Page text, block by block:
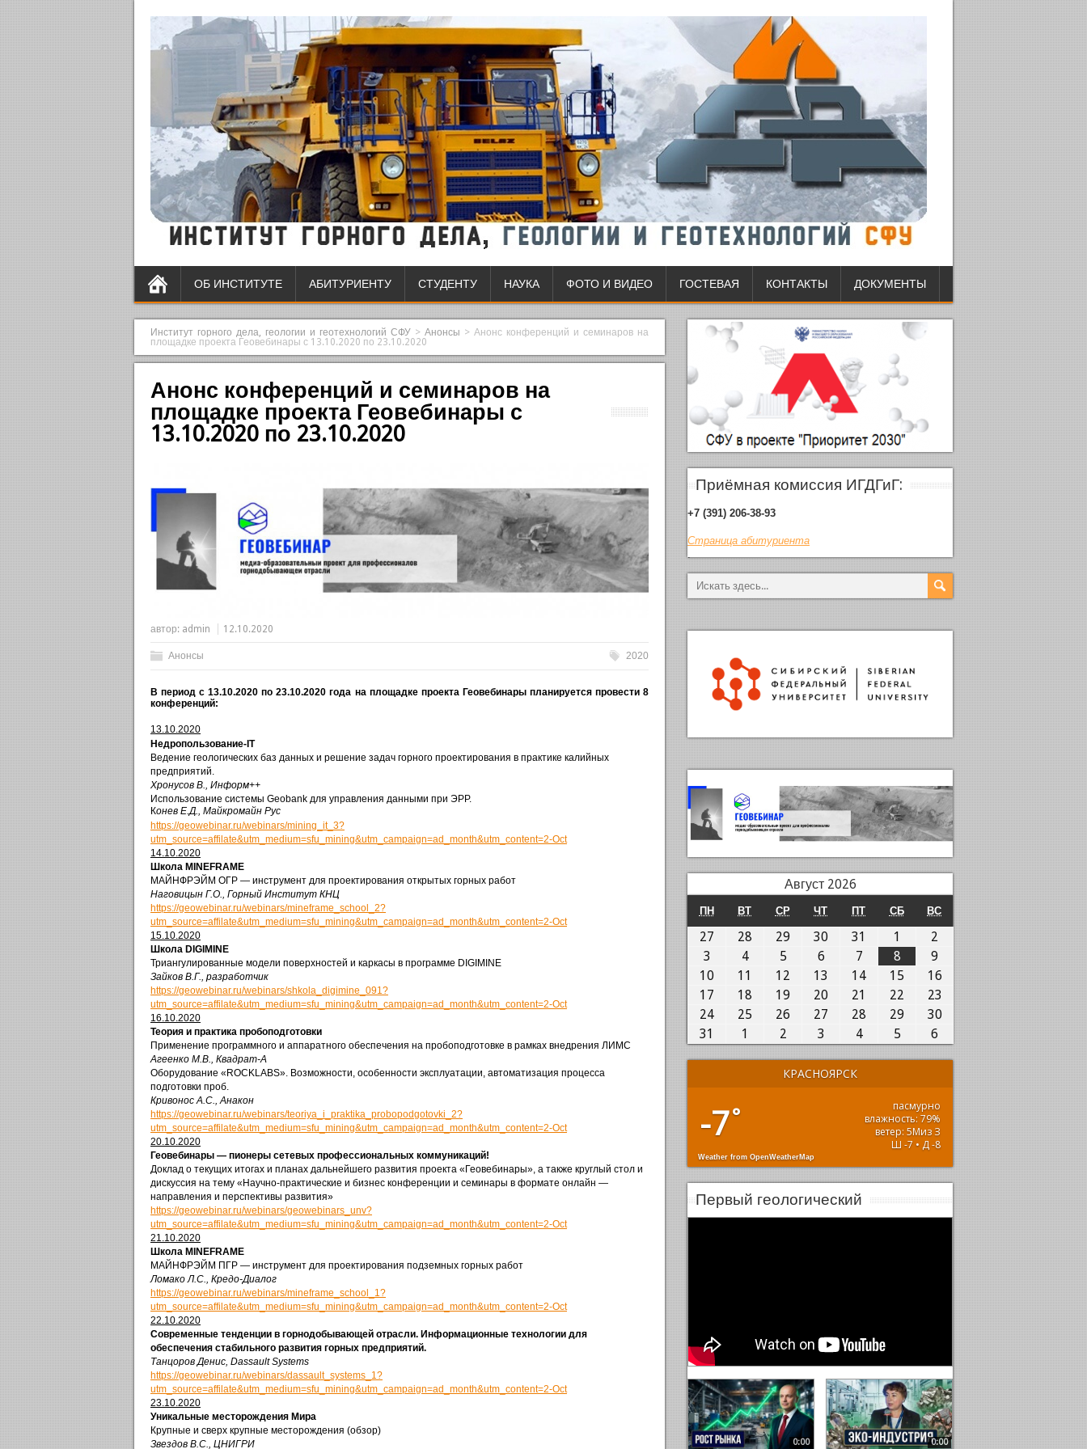
ОБ ИНСТИТУТЕ АБИТУРИЕНТУ СТУДЕНТУ НАУКА ФОТО И ВИДЕО ГОСТЕВАЯ КОНТАКТЫ ДОКУМЕНТЫ
Институт горного дела, геологии и геотехнологий СФУ > Анонсы > Анонс конференций и семинаров на
площадке проекта Геовебинары с 13.10.2020 по 23.10.2020
Анонс конференций и семинаров на
площадке проекта Геовебинары с
13.10.2020 по 23.10.2020
автор: admin 12.10.2020
Анонсы 2020
В период с 13.10.2020 по 23.10.2020 года на площадке проекта Геовебинары планируется провести 8
конференций:
13.10.2020
Недропользование-IT
Ведение геологических баз данных и решение задач горного проектирования в практике калийных
предприятий.
Хронусов В., Информ++
Использование системы Geobank для управления данными при ЭРР.
Конев Е.Д., Майкромайн Рус
https://geowebinar.ru/webinars/mining_it_3?
utm_source=affilate&utm_medium=sfu_mining&utm_campaign=ad_month&utm_content=2-Oct
14.10.2020
Школа MINEFRAME
МАЙНФРЭЙМ ОГР — инструмент для проектирования открытых горных работ
Наговицын Г.О., Горный Институт КНЦ
https://geowebinar.ru/webinars/mineframe_school_2?
utm_source=affilate&utm_medium=sfu_mining&utm_campaign=ad_month&utm_content=2-Oct
15.10.2020
Школа DIGIMINE
Триангулированные модели поверхностей и каркасы в программе DIGIMINE
Зайков В.Г., разработчик
https://geowebinar.ru/webinars/shkola_digimine_091?
utm_source=affilate&utm_medium=sfu_mining&utm_campaign=ad_month&utm_content=2-Oct
16.10.2020
Теория и практика пробоподготовки
Применение программного и аппаратного обеспечения на пробоподготовке в рамках внедрения ЛИМС
Агеенко М.В., Квадрат-А
Оборудование «ROCKLABS». Возможности, особенности эксплуатации, автоматизация процесса
подготовки проб.
Кривонос А.С., Анакон
https://geowebinar.ru/webinars/teoriya_i_praktika_probopodgotovki_2?
utm_source=affilate&utm_medium=sfu_mining&utm_campaign=ad_month&utm_content=2-Oct
20.10.2020
Геовебинары — пионеры сетевых профессиональных коммуникаций!
Доклад о текущих итогах и планах дальнейшего развития проекта «Геовебинары», а также круглый стол и
дискуссия на тему «Научно-практические и бизнес конференции и семинары в формате онлайн —
направления и перспективы развития»
https://geowebinar.ru/webinars/geowebinars_unv?
utm_source=affilate&utm_medium=sfu_mining&utm_campaign=ad_month&utm_content=2-Oct
21.10.2020
Школа MINEFRAME
МАЙНФРЭЙМ ПГР — инструмент для проектирования подземных горных работ
Ломако Л.С., Кредо-Диалог
https://geowebinar.ru/webinars/mineframe_school_1?
utm_source=affilate&utm_medium=sfu_mining&utm_campaign=ad_month&utm_content=2-Oct
22.10.2020
Современные тенденции в горнодобывающей отрасли. Информационные технологии для
обеспечения стабильного развития горных предприятий.
Танцоров Денис, Dassault Systems
https://geowebinar.ru/webinars/dassault_systems_1?
utm_source=affilate&utm_medium=sfu_mining&utm_campaign=ad_month&utm_content=2-Oct
23.10.2020
Уникальные месторождения Мира
Крупные и сверх крупные месторождения (обзор)
Звездов В.С., ЦНИГРИ
Приёмная комиссия ИГДГиГ:
+7 (391) 206-38-93
Страница абитуриента
.
Август 2026
ПНПОНЕДЕЛЬНИК
ВТВТОРНИК
СРСРЕДА
ЧТЧЕТВЕРГ
ПТПЯТНИЦА
СБСУББОТА
ВСВОСКРЕСЕНЬЕ
27 27.07.2026
28 28.07.2026
2929.07.2026
3030.07.2026
31 31.07.2026
1 01.08.2026
2
3 03.08.2026
404.08.2026
505.08.2026
606.08.2026
707.08.2026
808.08.2026
909.08.2026
1010.08.2026
11 11.08.2026
12 12.08.2026
13 13.08.2026
1414.08.2026
15 15.08.2026
1616.08.2026
17 17.08.2026
18 18.08.2026
1919.08.2026
2020.08.2026
21 21.08.2026
22 22.08.2026
23
2424.08.2026
25 25.08.2026
26 26.08.2026
27 27.08.2026
28 28.08.2026
2929.08.2026
3030.08.2026
31
31.08.2026
1 01.09.2026
202.09.2026
3 03.09.2026
404.09.2026
505.09.2026
6
КРАСНОЯРСК
-7°
пасмурно
влажность: 79%
ветер: 5Миз З
Ш -7 • Д -8
Weather from OpenWeatherMap
Первый геологический
0:00 0:00